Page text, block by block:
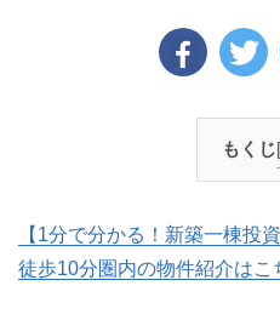
もくじ
【1分で分かる！新築一棟投
徒歩10分圏内の物件紹介はこ